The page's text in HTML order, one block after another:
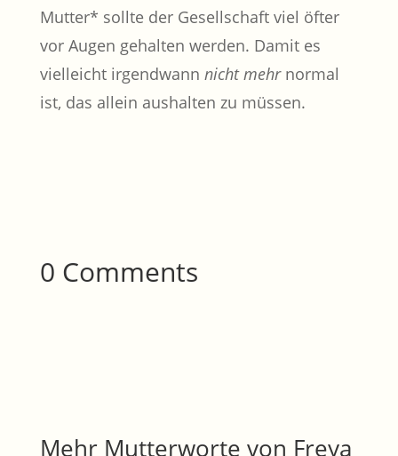
Mutter* sollte der Gesellschaft viel öfter
vor Augen gehalten werden. Damit es
vielleicht irgendwann nicht mehrnormal
ist, das allein aushalten zu müssen.
0 Comments
Mehr Mutterworte von Freya